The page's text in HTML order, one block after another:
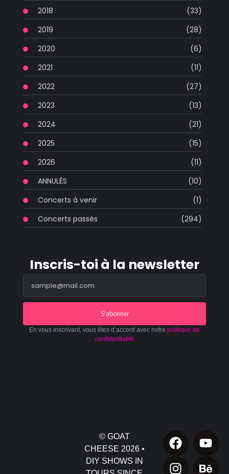
2018
(33)
2019
(28)
2020
(6)
2021
(11)
2022
(27)
2023
(13)
2024
(21)
2025
(15)
2026
(11)
ANNULÉS
(10)
Concerts à venir
(1)
Concerts passés
(294)
Inscris-toi à la newsletter
S'abonner
En vous inscrivant, vous êtes d’accord avec notre politique de
confidentialité
© GOAT
CHEESE 2026 •
DIY SHOWS IN